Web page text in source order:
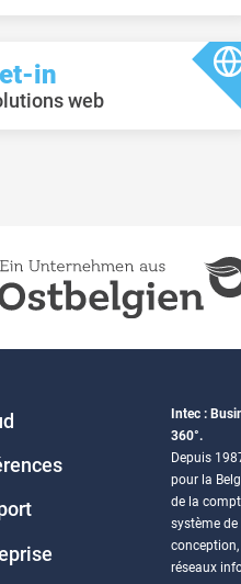
in
web
Intec :
360°.
Depuis
pour la
de la
système
réseaux